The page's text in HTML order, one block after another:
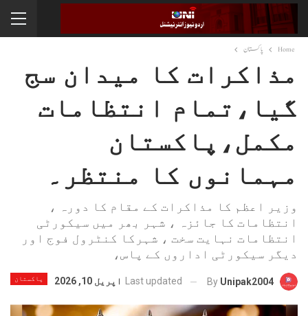
Home پاکستان
مذاکرات کا میدان سج
گیا،تمام انتظامات
مکمل،پاکستان
مہمانوں کا منتظر۔
وزیر اعظم کا مذاکرات کے مقام کا دورہ ،
انتظامات کا جائزہ ، شہر بھر میں سیکورٹی
انتظامات نہایت سخت ، شہرکا کنٹرول فوج اور
دیگر سیکورٹی اداروں کے پاس،
پاکستان By Unipak2004
Last updated اپریل 10, 2026